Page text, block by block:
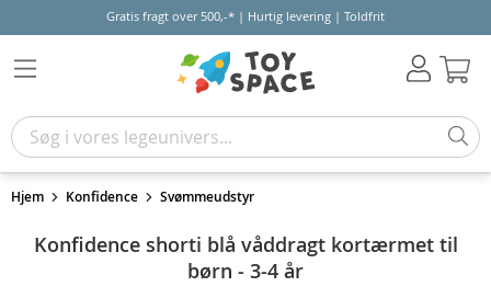
Gratis fragt over 500,-* | Hurtig levering | Toldfrit
Hjem Konfidence Svømmeudstyr
Konfidence shorti blå våddragt kortærmet til
børn - 3-4 år